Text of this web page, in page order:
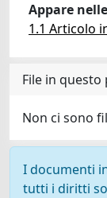
Appare
1.1 Articolo
File in
Non ci sono
I documenti
tutti i diritti